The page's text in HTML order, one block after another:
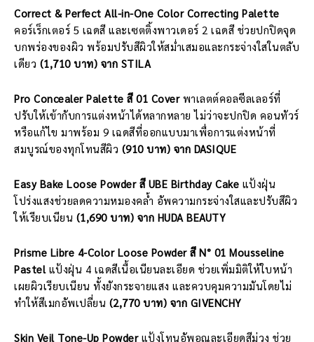
Correct & Perfect All-in-One Color Correcting Palette
คอร์เร็กเตอร์ 5 เฉดสี และเซตติ้งพาวเดอร์ 2 เฉดสี ช่วยปกปิดจุด
บกพร่องของผิว พร้อมปรับสีผิวให้สม่ำเสมอและกระจ่างใสในตลับ
เดียว (1,710 บาท) จาก STILA
Pro Concealer Palette สี 01 Cover พาเลตต์คอลซีลเลอร์ที่
ปรับให้เข้ากับการแต่งหน้าได้หลากหลาย ไม่ว่าจะปกปิด คอนทัวร์
หรือแก้ไข มาพร้อม 9 เฉดสีที่ออกแบบมาเพื่อการแต่งหน้าที่
สมบูรณ์ของทุกโทนสีผิว (910 บาท) จาก DASIQUE
Easy Bake Loose Powder สี UBE Birthday Cake แป้งฝุ่น
โปร่งแสงช่วยลดความหมองคล้ำ อัพความกระจ่างใสและปรับสีผิว
ให้เรียบเนียน (1,690 บาท) จาก HUDA BEAUTY
Prisme Libre 4-Color Loose Powder สี N° 01 Mousseline
Pastel แป้งฝุ่น 4 เฉดสีเนื้อเนียนละเอียด ช่วยเพิ่มมิติให้ใบหน้า
เผยผิวเรียบเนียน ทั้งยังกระจายแสง และควบคุมความมันโดยไม่
ทำให้สีเมกอัพเปลี่ยน (2,770 บาท) จาก GIVENCHY
Skin Veil Tone-Up Powderแป้งโทนอัพอณูละเอียดสีม่วง ช่วย